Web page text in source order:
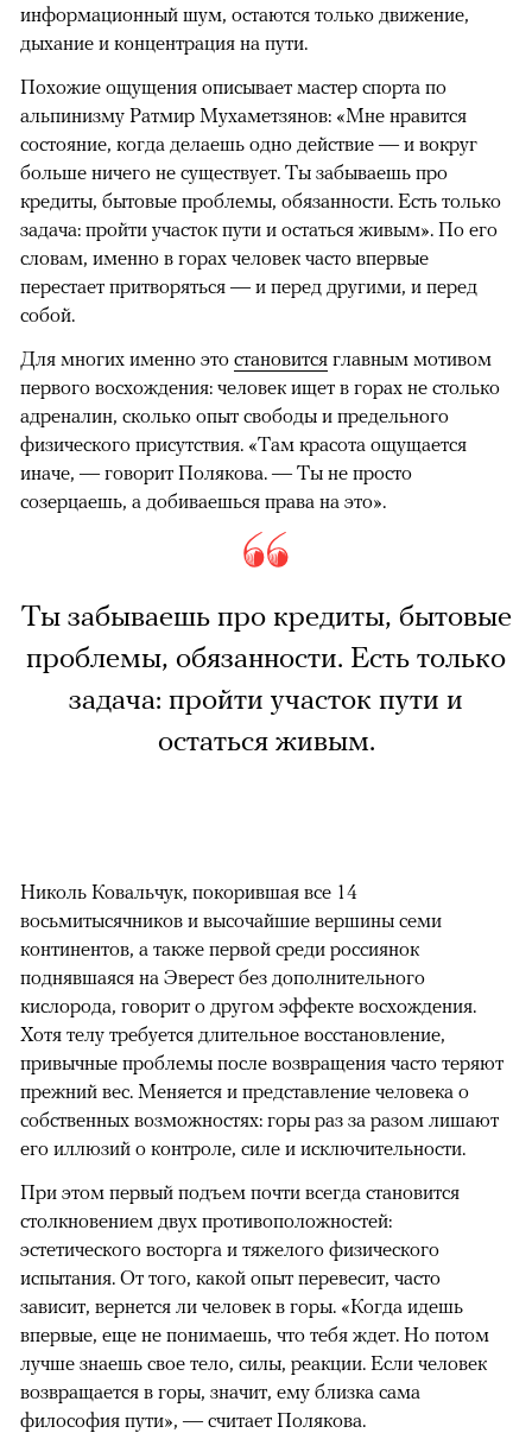
информационный шум, остаются только движение,
дыхание и концентрация на пути.
Похожие ощущения описывает мастер спорта по
альпинизму Ратмир Мухаметзянов: «Мне нравится
состояние, когда делаешь одно действие — и вокруг
больше ничего не существует. Ты забываешь про
кредиты, бытовые проблемы, обязанности. Есть только
задача: пройти участок пути и остаться живым». По его
словам, именно в горах человек часто впервые
перестает притворяться — и перед другими, и перед
собой.
Для многих именно это становится главным мотивом
первого восхождения: человек ищет в горах не столько
адреналин, сколько опыт свободы и предельного
физического присутствия. «Там красота ощущается
иначе, — говорит Полякова. — Ты не просто
созерцаешь, а добиваешься права на это».
Ты забываешь про кредиты, бытовые
проблемы, обязанности. Есть только
задача: пройти участок пути и
остаться живым.
Николь Ковальчук, покорившая все 14
восьмитысячников и высочайшие вершины семи
континентов, а также первой среди россиянок
поднявшаяся на Эверест без дополнительного
кислорода, говорит о другом эффекте восхождения.
Хотя телу требуется длительное восстановление,
привычные проблемы после возвращения часто теряют
прежний вес. Меняется и представление человека о
собственных возможностях: горы раз за разом лишают
его иллюзий о контроле, силе и исключительности.
При этом первый подъем почти всегда становится
столкновением двух противоположностей:
эстетического восторга и тяжелого физического
испытания. От того, какой опыт перевесит, часто
зависит, вернется ли человек в горы. «Когда идешь
впервые, еще не понимаешь, что тебя ждет. Но потом
лучше знаешь свое тело, силы, реакции. Если человек
возвращается в горы, значит, ему близка сама
философия пути», — считает Полякова.